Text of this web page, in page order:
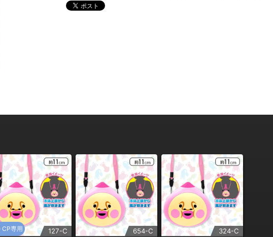
CP専用 127-C 654-C 324-C